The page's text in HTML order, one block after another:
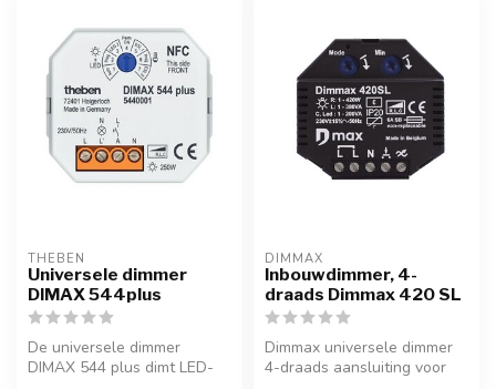
THEBEN
Universele dimmer
DIMAX 544plus
De universele dimmer
DIMAX 544 plus dimt LED-
DIMMAX
Inbouwdimmer, 4-
draads Dimmax 420 SL
Dimmax universele dimmer
4-draads aansluiting voor